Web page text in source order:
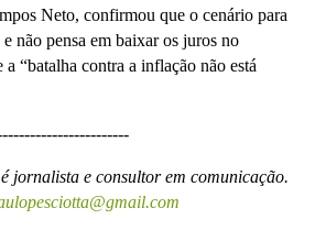
Neto, confirmou que o cenário para
não pensa em baixar os juros no
“batalha contra a inflação não está
jornalista e consultor em comunicação.